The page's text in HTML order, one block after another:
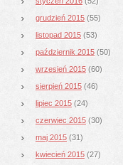
grudzień 2015 (55)
listopad 2015 (53)
październik 2015 (50)
wrzesień 2015 (60)
sierpień 2015 (46)
lipiec 2015 (24)
czerwiec 2015 (30)
maj 2015 (31)
kwiecień 2015 (27)